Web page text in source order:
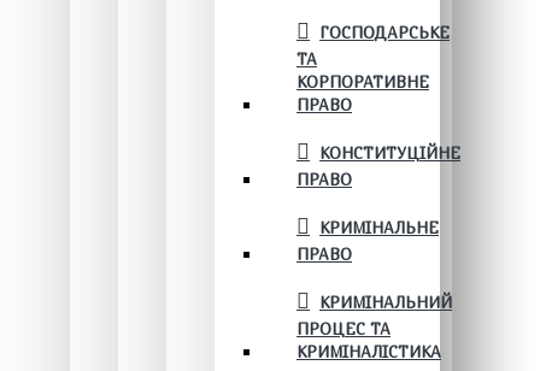
ГОСПОДАРСЬКЕ
ТА
КОРПОРАТИВНЕ
ПРАВО
КОНСТИТУЦІЙНЕ
ПРАВО
КРИМІНАЛЬНЕ
ПРАВО
КРИМІНАЛЬНИЙ
ПРОЦЕС ТА
КРИМІНАЛІСТИКА